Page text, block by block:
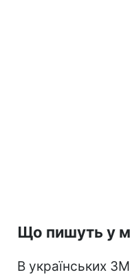
Що пишуть у
В українських